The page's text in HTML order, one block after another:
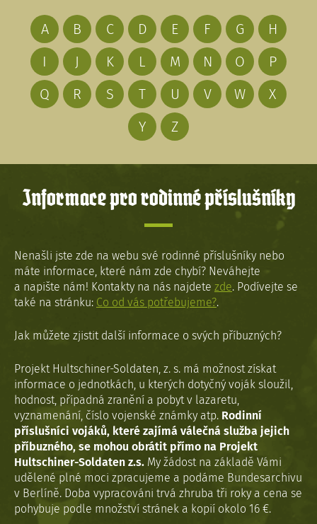
A B C D E F G
H
I
J K L M N O
P
Q
R S T U V W
X
Y
Z
Informace pro rodinné příslušníky
Nenašli jste zde na webu své rodinné příslušníky nebo
máte informace, které nám zde chybí? Neváhejte
a napište nám! Kontakty na nás najdete zde. Podívejte se
také na stránku: Co od vás potřebujeme?.
Jak můžete zjistit další informace o svých příbuzných?
Projekt Hultschiner-Soldaten, z. s. má možnost získat
informace o jednotkách, u kterých dotyčný voják sloužil,
hodnost, případná zranění a pobyt v lazaretu,
vyznamenání, číslo vojenské známky atp. Rodinní
příslušníci vojáků, které zajímá válečná služba jejich
příbuzného, se mohou obrátit přímo na Projekt
Hultschiner-Soldaten z.s. My žádost na základě Vámi
udělené plné moci zpracujeme a podáme Bundesarchivu
v Berlíně. Doba vypracováni trvá zhruba tři roky a cena se
pohybuje podle množství stránek a kopií okolo 16 €.